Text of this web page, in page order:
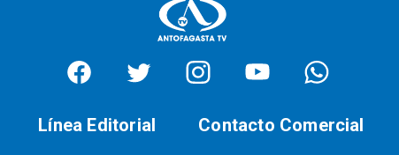
Contacto Comercial
Línea Editorial